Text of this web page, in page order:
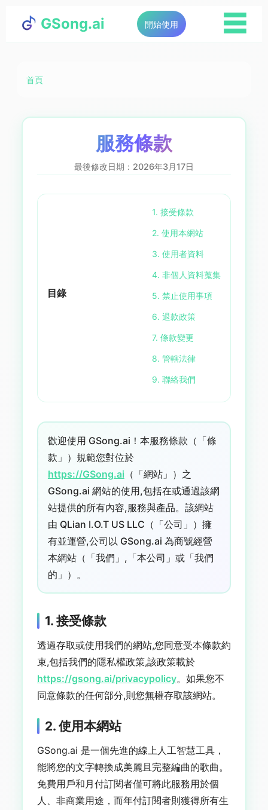
GSong.ai 開始使用 ☰
首頁
服務條款
最後修改日期：2026年3月17日
目錄
1. 接受條款
2. 使用本網站
3. 使用者資料
4. 非個人資料蒐集
5. 禁止使用事項
6. 退款政策
7. 條款變更
8. 管轄法律
9. 聯絡我們
歡迎使用 GSong.ai！本服務條款（「條
款」）規範您對位於
https://GSong.ai （「網站」）之
GSong.ai 網站的使用,包括在或通過該網
站提供的所有內容,服務與產品。該網站
由 QLian I.O.T US LLC（「公司」）擁
有並運營,公司以 GSong.ai 為商號經營
本網站（「我們」,「本公司」或「我們
的」）。
1. 接受條款
透過存取或使用我們的網站,您同意受本條款約
束,包括我們的隱私權政策,該政策載於
https://gsong.ai/privacypolicy。如果您不
同意條款的任何部分,則您無權存取該網站。
2. 使用本網站
GSong.ai 是一個先進的線上人工智慧工具，
能將您的文字轉換成美麗且完整編曲的歌曲。
免費用戶和月付訂閱者僅可將此服務用於個
人、非商業用途，而年付訂閱者則獲得所有生